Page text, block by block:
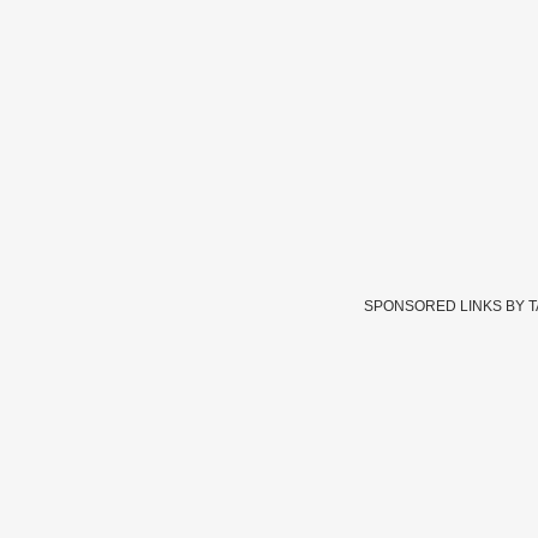
SPONSORED LINKS BY